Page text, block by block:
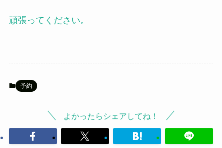
頑張ってください。
予約
よかったらシェアしてね！